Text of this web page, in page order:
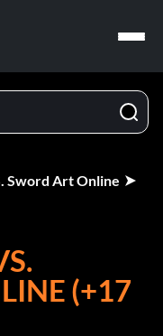
Sword Art Online
(+17